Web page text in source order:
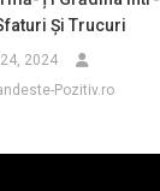
Și Trucuri
2024
Pozitiv.ro